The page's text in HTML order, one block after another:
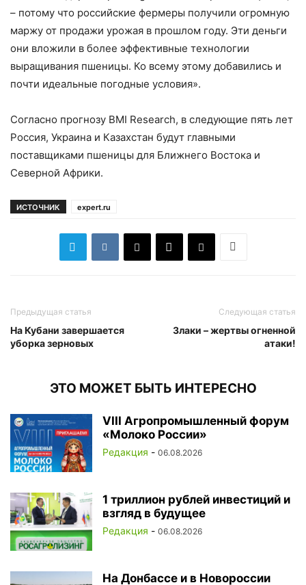
– потому что российские фермеры получили огромную
маржу от продажи урожая в прошлом году. Эти деньги
они вложили в более эффективные технологии
выращивания пшеницы. Ко всему этому добавились и
почти идеальные погодные условия».
Согласно прогнозу BMI Research, в следующие пять лет
Россия, Украина и Казахстан будут главными
поставщиками пшеницы для Ближнего Востока и
Северной Африки.
ИСТОЧНИК expert.ru
Предыдущая статья
На Кубани завершается
уборка зерновых
Следующая статья
Злаки – жертвы огненной
атаки!
ЭТО МОЖЕТ БЫТЬ ИНТЕРЕСНО
VIII Агропромышленный форум
«Молоко России»
Редакция - 06.08.2026
1 триллион рублей инвестиций и
взгляд в будущее
Редакция - 06.08.2026
На Донбассе и в Новороссии